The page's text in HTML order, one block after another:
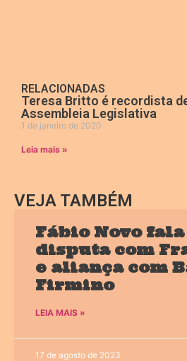
RELACIONADAS
Teresa Britto é recordista
Assembleia Legislativa
1 de janeiro de 2020
Leia mais »
VEJA TAMBÉM
Fábio Novo
disputa com
e aliança com
Firmino
LEIA MAIS »
17 de agosto de 2023